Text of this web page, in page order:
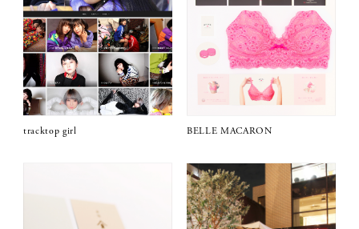
tracktop girl BELLE MACARON